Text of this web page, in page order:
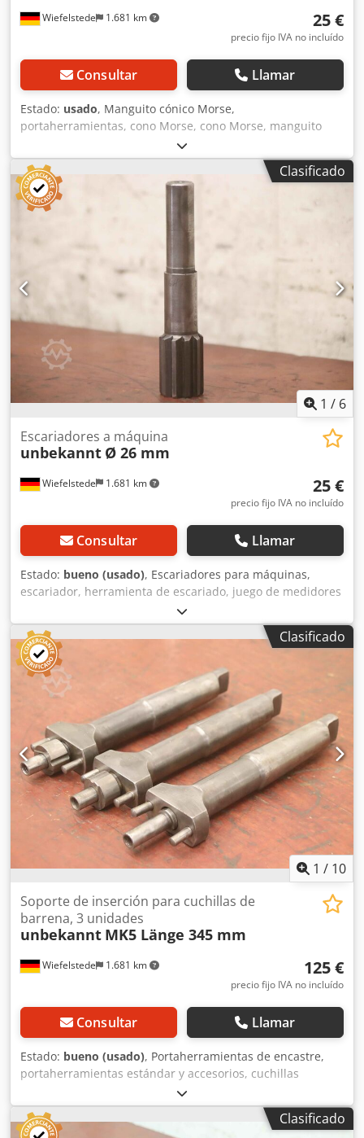
Wiefelstede 1.681 km 25 €
precio fijo IVA no incluído
Consultar Llamar
Estado: usado, Manguito cónico Morse,
portaherramientas, cono Morse, cono Morse, manguito
cónico, adaptador, manguito reductor -Manguito cónico
Morse: Manguito reductor cónico Dodpem U A E Rjfx Aiijck
-Adaptador de cono: MK6 -Herramienta de toma: MK5 -
Número: 3x receptáculos disponibles -Precio: por pieza -
Dimensión: Ø 63,5 x 218 mm -Peso: 2,5 kg/ud.
Clasificado
1 / 6
Wiefelstede 1.681 km
Escariadores a máquina
unbekannt Ø 26 mm
25 €
precio fijo IVA no incluído
Consultar Llamar
Estado: bueno (usado), Escariadores para máquinas,
escariador, herramienta de escariado, juego de medidores
de tolerancia con cuchilla -Escariador para máquina:
Escariador montable con soporte -Diámetro: Ø 26 mm
Djdpfx Aijucahvjijck -Diámetro del vástago: Ø 16 mm -
Dimensiones totales: Ø 25 x 120 mm -Peso: 0,3 kg
Clasificado
1 / 10
Wiefelstede 1.681 km
Soporte de inserción para cuchillas de
barrena, 3 unidades
unbekannt MK5 Länge 345 mm
125 €
precio fijo IVA no incluído
Consultar Llamar
Estado: bueno (usado), Portaherramientas de encastre,
portaherramientas estándar y accesorios, cuchillas
helicoidales SASSEX, cuchillas helicoidales para taladro
Sassex, escariadores, escariadores Sassex, soportes
Sassex, portaherramientas, alojamiento para cuchillas de
Clasificado